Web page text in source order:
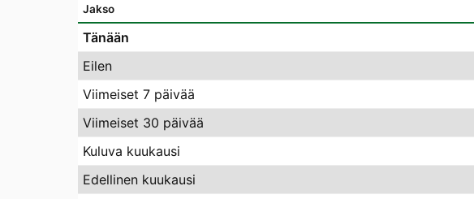
Jakso
Tänään
Eilen
Viimeiset 7 päivää
Viimeiset 30 päivää
Kuluva kuukausi
Edellinen kuukausi